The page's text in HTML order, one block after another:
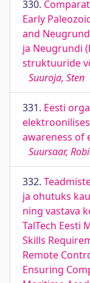
330.
Early
and
ja Neugrundi
struktuuride
Suuroja, Sten
331. Eesti
awareness of
Suursaar,
332.
ja ohutuks
ning vastava
TalTech Eesti
Skills
Remote
Ensuring